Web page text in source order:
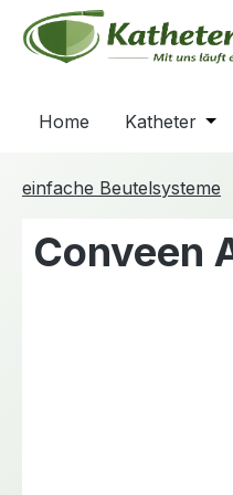
Hauptinhalt springen
Zur Suche springen
Zur Hauptnavigation
Home Katheter
einfache Beutelsysteme
Conveen